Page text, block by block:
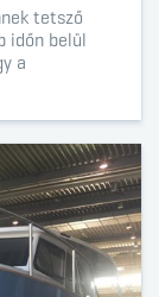
tetsző
időn belül
a